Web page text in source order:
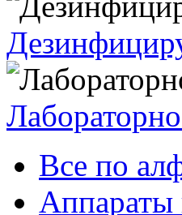
Все по
Аппараты